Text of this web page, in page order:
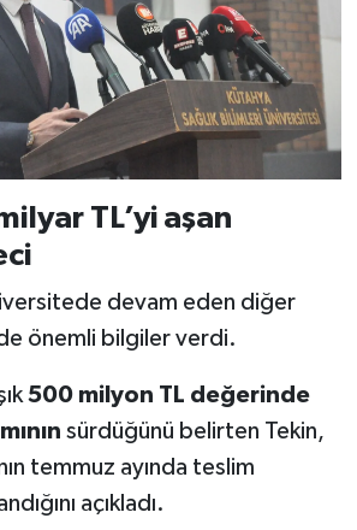
TL’yi aşan
devam eden diğer
önemli bilgiler verdi.
500 milyon TL değerinde
sürdüğünü belirten Tekin,
temmuz ayında teslim
açıkladı.